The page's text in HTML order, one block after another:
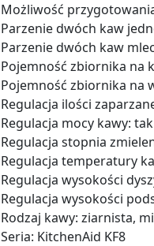
Możliwość
Parzenie dwóch kaw
Parzenie dwóch kaw
Pojemność zbiornika na
Pojemność zbiornika na
Regulacja ilości
Regulacja mocy kawy: tak
Regulacja stopnia
Regulacja temperatury
Regulacja wysokości
Regulacja wysokości
Rodzaj kawy: ziarnista,
Seria: KitchenAid KF8